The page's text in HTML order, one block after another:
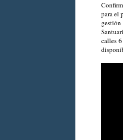
para el
calles